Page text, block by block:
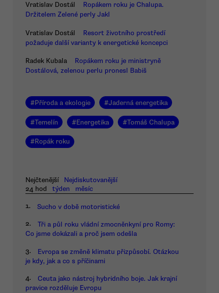
Vratislav Dostál
Ropákem roku je Chalupa.
Držitelem Zelené perly Jakl
Vratislav Dostál
Resort životního prostředí
požaduje další varianty k energetické koncepci
Radek Kubala
Ropákem roku je ministryně
Dostálová, zelenou perlu pronesl Babiš
#Příroda a ekologie #Jaderná energetika
#Temelín #Energetika #Tomáš Chalupa
#Ropák roku
Nejčtenější
Nejdiskutovanější
24 hod
týden měsíc
1. Sucho v době motoristické
2.
Tři a půl roku vládní zmocněnkyní pro Romy:
Co jsme dokázali a proč jsem odešla
3.
Evropa se změně klimatu přizpůsobí. Otázkou
je kdy, jak a co s příčinami
4.
Ceuta jako nástroj hybridního boje. Jak krajní
pravice rozděluje Evropu